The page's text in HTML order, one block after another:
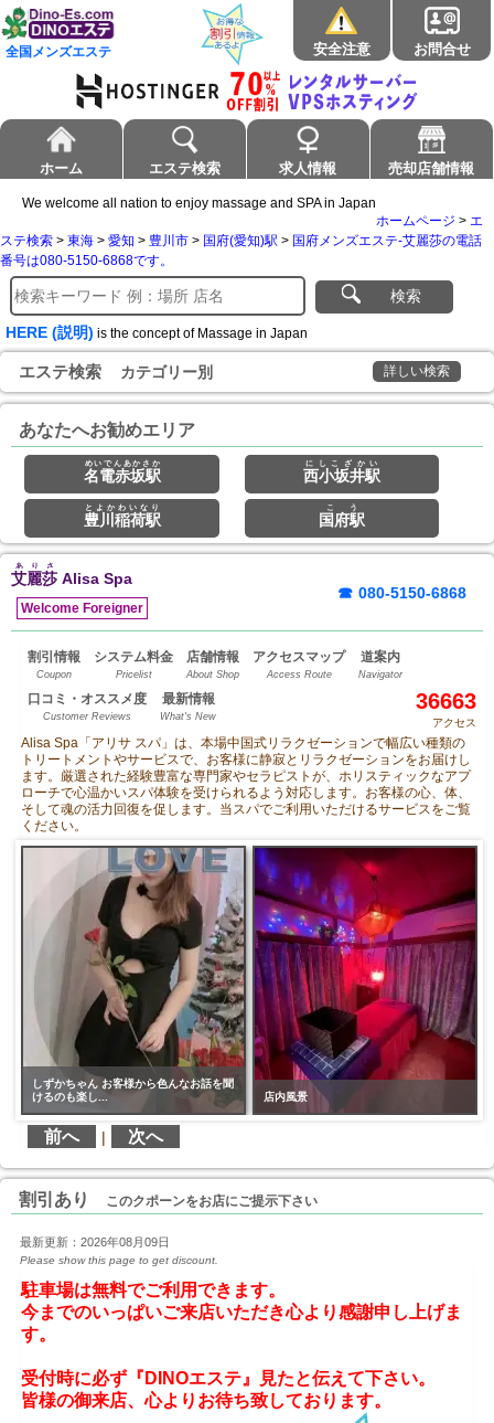
全国メンズエステ 安全注意 お問合せ
ホーム エステ検索 求人情報 売却店舗情報
We welcome all nation to enjoy massage and SPA in Japan
ホームページ > エ
ステ検索 > 東海 > 愛知 > 豊川市 > 国府(愛知)駅 > 国府メンズエステ-艾麗莎の電話
番号は080-5150-6868です。
検索
HERE (説明) is the concept of Massage in Japan
エステ検索 カテゴリー別 詳しい検索
あなたへお勧めエリア
名電赤坂駅
めいでんあかさか
西小坂井駅
にしこざかい
豊川稲荷駅
とよかわいなり
国府駅
こう
艾麗莎
ありさ
Alisa Spa
Welcome Foreigner
☎ 080-5150-6868
割引情報
Coupon
システム料金
Pricelist
店舗情報
About Shop
アクセスマップ
Access Route
道案内
Navigator
口コミ・オススメ度
Customer Reviews
最新情報
What's New
36663
アクセス
Alisa Spa「アリサ スパ」は、本場中国式リラクゼーションで幅広い種類の
トリートメントやサービスで、お客様に静寂とリラクゼーションをお届けし
ます。厳選された経験豊富な専門家やセラピストが、ホリスティックなアプ
ローチで心温かいスパ体験を受けられるよう対応します。お客様の心、体、
そして魂の活力回復を促します。当スパでご利用いただけるサービスをご覧
ください。
しずかちゃん お客様から色んなお話を聞
けるのも楽し...
店内風景
前へ | 次へ
割引あり このクポーンをお店にご提示下さい
最新更新：2026年08月09日
Please show this page to get discount.
駐車場は無料でご利用できます。
今までのいっぱいご来店いただき心より感謝申し上げま
す。
受付時に必ず『DINOエステ』見たと伝えて下さい。